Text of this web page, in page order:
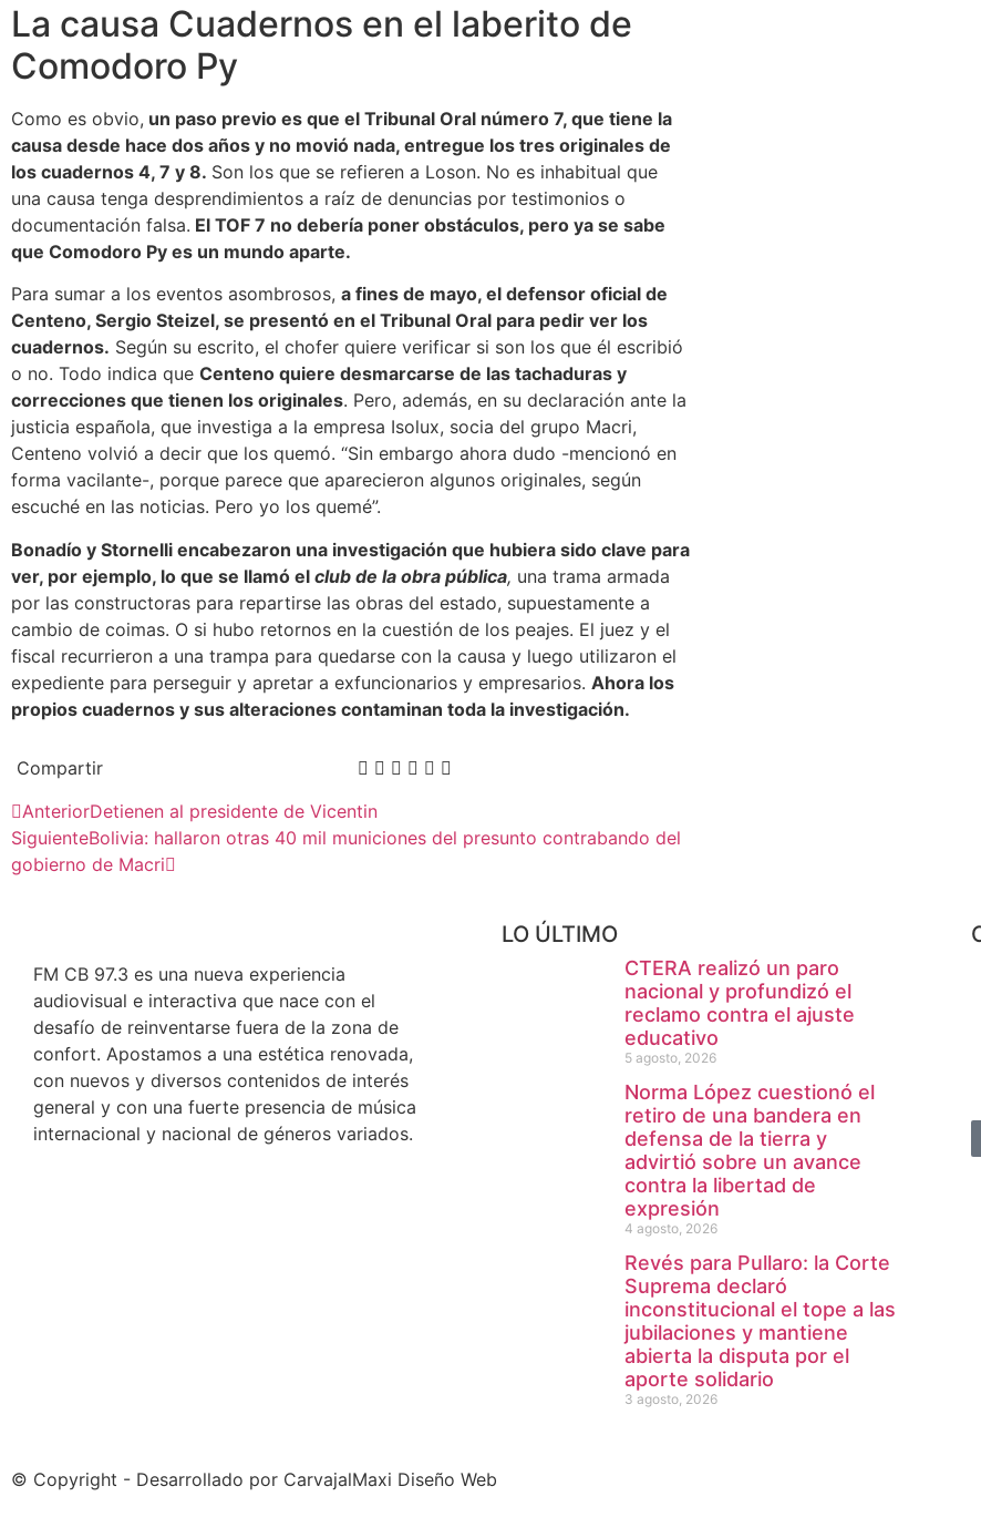
La causa Cuadernos en el laberito de
Comodoro Py
Como es obvio, un paso previo es que el Tribunal Oral número 7, que tiene la
causa desde hace dos años y no movió nada, entregue los tres originales de
los cuadernos 4, 7 y 8. Son los que se refieren a Loson. No es inhabitual que
una causa tenga desprendimientos a raíz de denuncias por testimonios o
documentación falsa. El TOF 7 no debería poner obstáculos, pero ya se sabe
que Comodoro Py es un mundo aparte.
Para sumar a los eventos asombrosos, a fines de mayo, el defensor oficial de
Centeno, Sergio Steizel, se presentó en el Tribunal Oral para pedir ver los
cuadernos. Según su escrito, el chofer quiere verificar si son los que él escribió
o no. Todo indica que Centeno quiere desmarcarse de las tachaduras y
correcciones que tienen los originales. Pero, además, en su declaración ante la
justicia española, que investiga a la empresa Isolux, socia del grupo Macri,
Centeno volvió a decir que los quemó. “Sin embargo ahora dudo -mencionó en
forma vacilante-, porque parece que aparecieron algunos originales, según
escuché en las noticias. Pero yo los quemé”.
Bonadío y Stornelli encabezaron una investigación que hubiera sido clave para
ver, por ejemplo, lo que se llamó el club de la obra pública, una trama armada
por las constructoras para repartirse las obras del estado, supuestamente a
cambio de coimas. O si hubo retornos en la cuestión de los peajes. El juez y el
fiscal recurrieron a una trampa para quedarse con la causa y luego utilizaron el
expediente para perseguir y apretar a exfuncionarios y empresarios. Ahora los
propios cuadernos y sus alteraciones contaminan toda la investigación.
Compartir
AnteriorDetienen al presidente de Vicentin
SiguienteBolivia: hallaron otras 40 mil municiones del presunto contrabando del
gobierno de Macri
FM CB 97.3 es una nueva experiencia
audiovisual e interactiva que nace con el
desafío de reinventarse fuera de la zona de
confort. Apostamos a una estética renovada,
con nuevos y diversos contenidos de interés
general y con una fuerte presencia de música
internacional y nacional de géneros variados.
LO ÚLTIMO
CTERA realizó un paro
nacional y profundizó el
reclamo contra el ajuste
educativo
5 agosto, 2026
Norma López cuestionó el
retiro de una bandera en
defensa de la tierra y
advirtió sobre un avance
contra la libertad de
expresión
4 agosto, 2026
Revés para Pullaro: la Corte
Suprema declaró
inconstitucional el tope a las
jubilaciones y mantiene
abierta la disputa por el
aporte solidario
3 agosto, 2026
© Copyright - Desarrollado por CarvajalMaxi Diseño Web